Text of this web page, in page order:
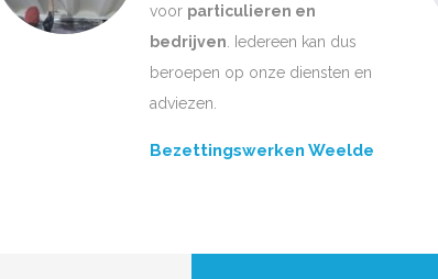
voor particulieren en
bedrijven . Iedereen kan dus
beroepen op onze diensten en
adviezen.
Bezettingswerken Weelde